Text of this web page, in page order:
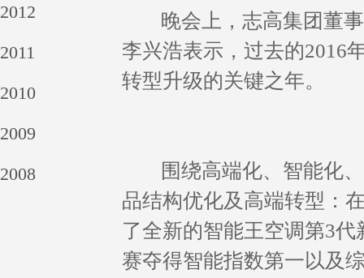
2012
2011
2010
2009
2008
晚会上，志高集团董事
李兴浩表示，过去的2016
转型升级的关键之年。
围绕高端化、智能化、
品结构优化及高端转型：
了全新的智能王空调第3
赛夺得智能指数第一以及